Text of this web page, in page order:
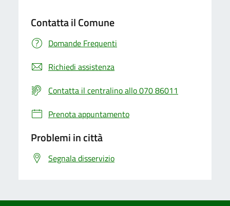
Contatta il Comune
Domande Frequenti
Richiedi assistenza
Contatta il centralino allo 070 86011
Prenota appuntamento
Problemi in città
Segnala disservizio